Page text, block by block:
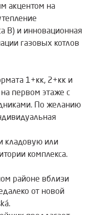
акцентом на
B) и инновационная
газовых котлов
1+кк, 2+кк и
первом этаже с
По желанию
кладовую или
комплекса.
районе вблизи
от новой